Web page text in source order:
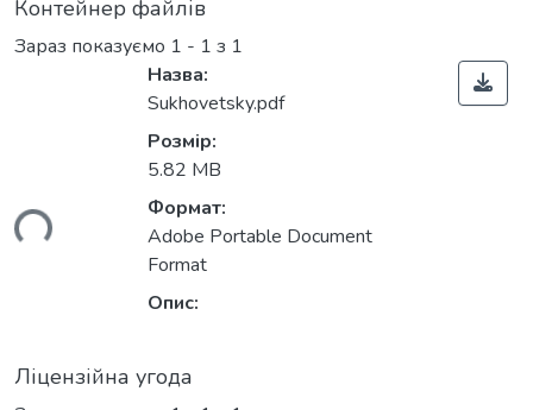
Контейнер файлів
Зараз показуємо 1 - 1 з 1
Назва:
Sukhovetsky.pdf
Розмір:
5.82 MB
Формат:
Adobe Portable Document
Format
Опис:
Ліцензійна угода